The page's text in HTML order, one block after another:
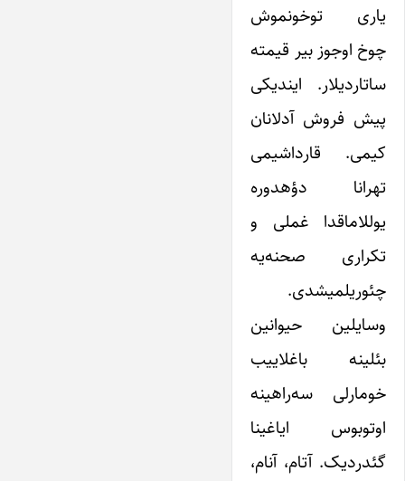
یاری توخونموش
چوخ اوجوز بیر قیمته
ساتاردیلار. ایندیکی
پیش فروش آدلانان
کیمی. قارداشیمی
تهرانا دؤهدوره
یوللاماقدا غملی و
تکراری صحنه‌یه
چئوریلمیشدی.
وسایلین حیوانین
بئلینه باغلاییب
خومارلی سه‌راهینه
اوتوبوس ایاغینا
گئدردیک. آتام، آنام،